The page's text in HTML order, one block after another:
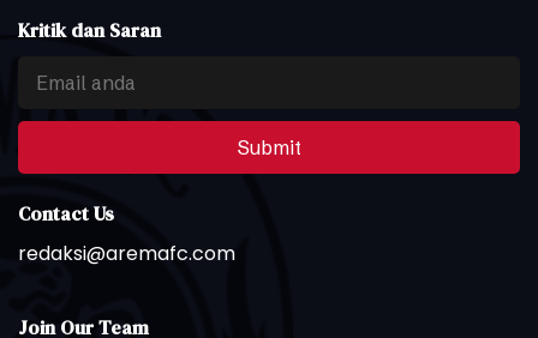
Kritik dan Saran
Submit
Contact Us
redaksi@aremafc.com
Join Our Team